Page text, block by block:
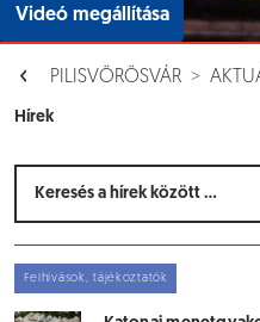
Videó megállítása
PILISVÖRÖSVÁR
Hírek
Felhívások, tájékoztatók